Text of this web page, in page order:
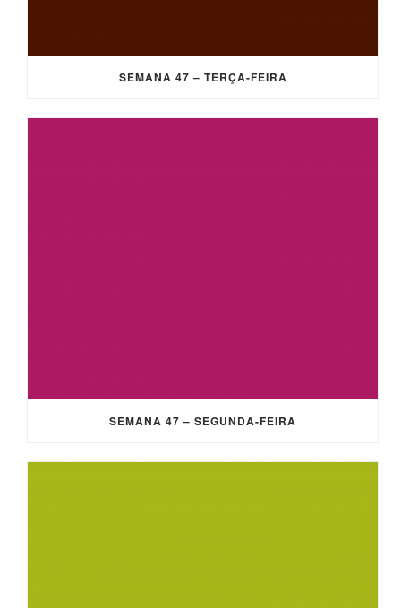
SEMANA 47 – TERÇA-FEIRA
SEMANA 47 – SEGUNDA-FEIRA